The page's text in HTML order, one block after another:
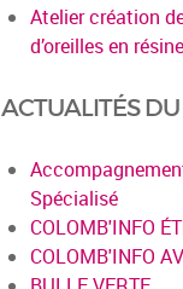
Atelier création
d’oreilles en
ACTUALITÉS
Spécialisé
COLOMB'INFO
COLOMB'INFO